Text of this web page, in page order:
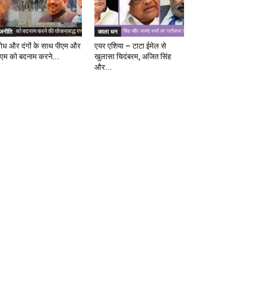
और दंगों के साथ पीएम और
को बदनाम करने...
काला धन
एयर एशिया – टाटा ईमेल से
खुलासा चिदंबरम, अजित सिंह
और...